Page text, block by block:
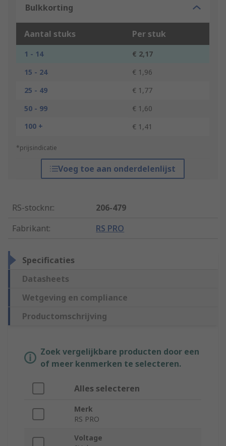
Bulkkorting
Aantal stuks Per stuk
1 - 14
€ 2,17
15 - 24
€ 1,96
25 - 49
€ 1,77
50 - 99
€ 1,60
100 +
€ 1,41
*prijsindicatie
Voeg toe aan onderdelenlijst
RS-stocknr.:
206-479
Fabrikant: RS PRO
Specificaties
Datasheets
Wetgeving en compliance
Productomschrijving
Zoek vergelijkbare producten door een
of meer kenmerken te selecteren.
Alles selecteren
Merk
RS PRO
Voltage